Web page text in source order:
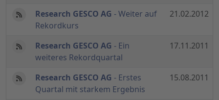
Research GESCO AG - Weiter auf
Rekordkurs
21.02.2012
Research GESCO AG - Ein
weiteres Rekordquartal
17.11.2011
Research GESCO AG - Erstes
Quartal mit starkem Ergebnis
15.08.2011